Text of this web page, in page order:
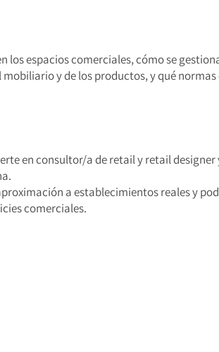
los espacios comerciales, cómo se
y de los productos, y qué
en consultor/a de retail y retail designer
a establecimientos reales y
comerciales.